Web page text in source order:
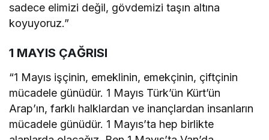
sadece elimizi değil, gövdemizi taşın altına
koyuyoruz.”
1 MAYIS ÇAĞRISI
“1 Mayıs işçinin, emeklinin, emekçinin, çiftçinin
mücadele günüdür. 1 Mayıs Türk’ün Kürt’ün
Arap’ın, farklı halklardan ve inançlardan insanların
mücadele günüdür. 1 Mayıs’ta hep birlikte